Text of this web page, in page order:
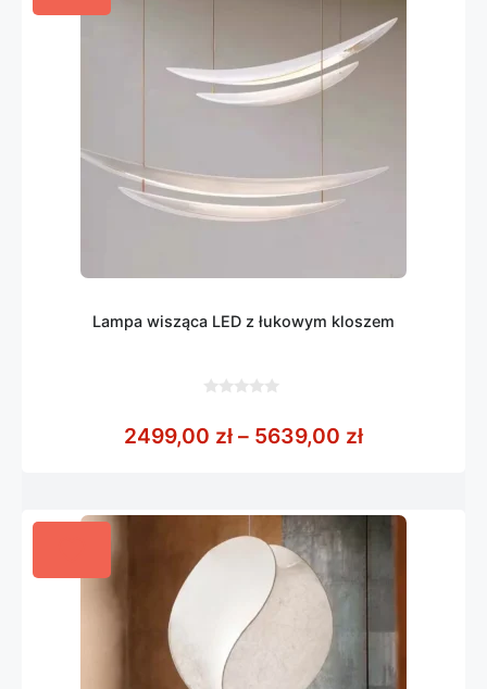
Lampa wisząca LED z łukowym kloszem
5
2499,00 zł – 5639,00 złZakres cen: